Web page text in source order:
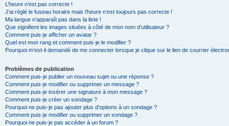
L’heure n’est pas correcte !
J’ai réglé le fuseau horaire mais l’heure n’est toujours pas correcte !
Ma langue n’apparaît pas dans la liste !
Que signifient les images situées à côté de mon nom d’utilisateur ?
Comment puis-je afficher un avatar ?
Quel est mon rang et comment puis-je le modifier ?
Pourquoi m’est-il demandé de me connecter lorsque je clique sur le lien de courrier
Problèmes de publication
Comment puis-je publier un nouveau sujet ou une réponse ?
Comment puis-je modifier ou supprimer un message ?
Comment puis-je insérer une signature à mon message ?
Comment puis-je créer un sondage ?
Pourquoi ne puis-je pas ajouter plus d’options à un sondage ?
Comment puis-je modifier ou supprimer un sondage ?
Pourquoi ne puis-je pas accéder à un forum ?